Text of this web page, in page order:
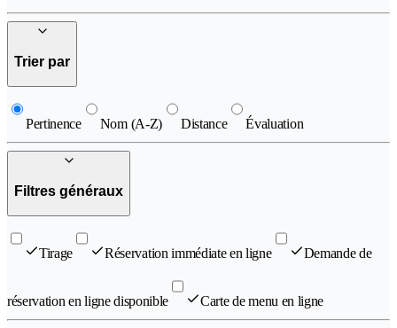
Trier par
Pertinence Nom (A-Z) Distance Évaluation
Filtres généraux
Tirage Réservation immédiate en ligne Demande de
réservation en ligne disponible Carte de menu en ligne